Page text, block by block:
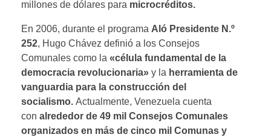
millones de dólares para microcréditos.
En 2006, durante el programa Aló Presidente N.º
252, Hugo Chávez definió a los Consejos
Comunales como la «célula fundamental de la
democracia revolucionaria» y la herramienta de
vanguardia para la construcción del
socialismo. Actualmente, Venezuela cuenta
con alrededor de 49 mil Consejos Comunales
organizados en más de cinco mil Comunas y